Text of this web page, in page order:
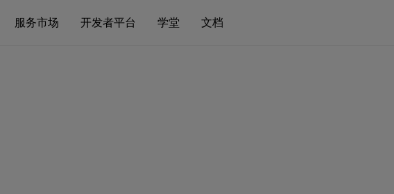
服务市场 开发者平台 学堂 文档